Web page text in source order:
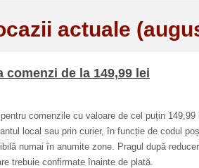
actuale
de la 149,99 lei
comenzile cu valoare de cel puțin 149,99
local sau prin curier, în funcție de codul
numai în anumite zone. Pragul după
trebuie confirmate înainte de plată.